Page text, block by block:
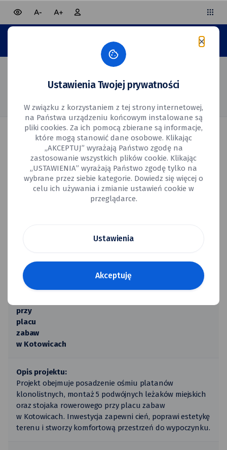
strony
Urząd
Miejski
wersja
kontrastowa
mniejsza czcionkawiększa czcionka
Panel
mieszkańca
Projekty dopuszczone do głosowania
Miejsce
Szacowany
Roczne
rekreacyjna
– Drzewa,
Leżaki,
przy
placu
zabaw
w Kotowicach
57 800,00
Opis projektu:
Projekt obejmuje posadzenie ośmiu platanów
klonolistnych, montaż 5 podwójnych leżaków miejskich
oraz stojaka rowerowego przy placu zabaw
w Kotowicach. Inwestycja zapewni cień, poprawi estetykę
terenu i stworzy komfortową przestrzeń do wypoczynku.
Ustawienia Twojej prywatności
W związku z korzystaniem z tej strony internetowej,
na Państwa urządzeniu końcowym instalowane są
pliki cookies. Za ich pomocą zbierane są informacje,
które mogą stanowić dane osobowe. Klikając
„AKCEPTUJ” wyrażają Państwo zgodę na
zastosowanie wszystkich plików cookie. Klikając
„USTAWIENIA” wyrażają Państwo zgodę tylko na
wybrane przez siebie kategorie. Dowiedz się więcej o
celu ich używania i zmianie ustawień cookie w
przeglądarce.
Ustawienia
Akceptuję